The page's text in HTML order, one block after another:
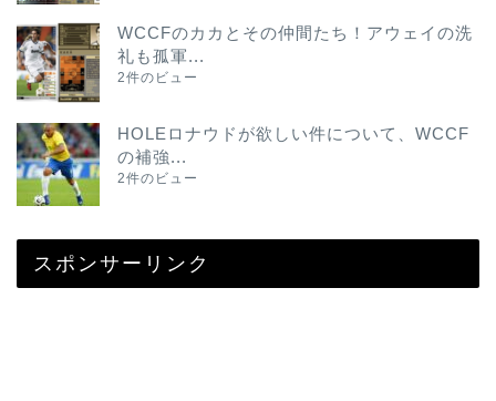
WCCFのカカとその仲間たち！アウェイの洗
礼も孤軍...
2件のビュー
HOLEロナウドが欲しい件について、WCCF
の補強...
2件のビュー
スポンサーリンク